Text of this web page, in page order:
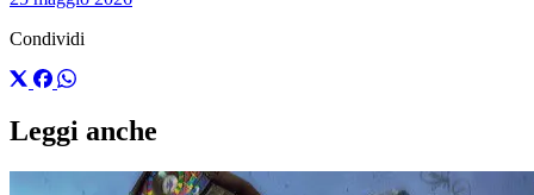
Condividi
Leggi anche